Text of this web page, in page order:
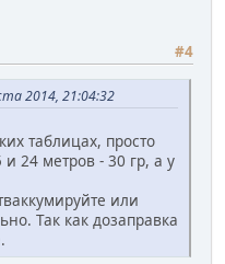
#4
2014, 21:04:32
таблицах, просто
24 метров - 30 гр, а у
или
Так как дозаправка